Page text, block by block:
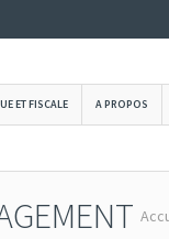
ET FISCALE A PROPOS